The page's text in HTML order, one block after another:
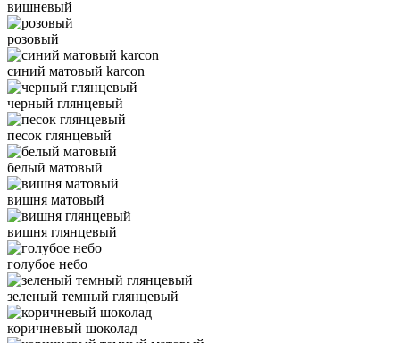
вишневый
розовый
синий матовый karcon
черный глянцевый
песок глянцевый
белый матовый
вишня матовый
вишня глянцевый
голубое небо
зеленый темный глянцевый
коричневый шоколад